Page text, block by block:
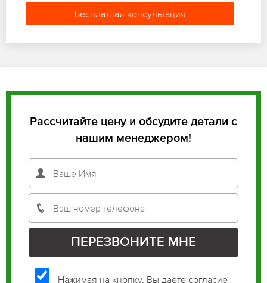
Бесплатная консультация
Рассчитайте цену и обсудите детали с
нашим менеджером!
Нажимая на кнопку, Вы даете согласие